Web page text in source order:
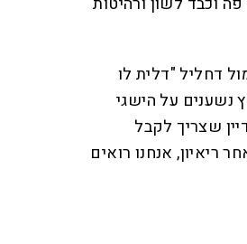
דחליל "דלית לו
נשענים על הישגי
שצריך לקבל
ריאיון, אנחנו רואים